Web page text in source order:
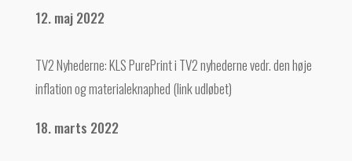
12. maj 2022
TV2 Nyhederne: KLS PurePrint i TV2 nyhederne vedr. den høje
inflation og materialeknaphed (link udløbet)
18. marts 2022